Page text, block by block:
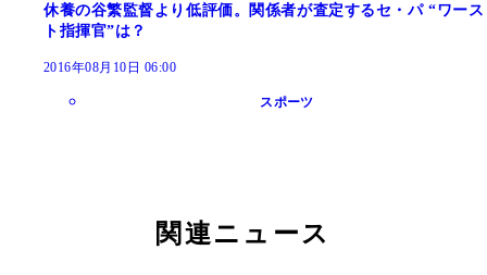
休養の谷繁監督より低評価。関係者が査定するセ・パ “ワース
ト指揮官”は？
2016年08月10日 06:00
スポーツ
関連ニュース